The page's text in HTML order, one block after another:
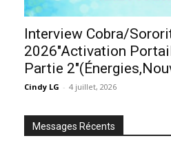
Interview Cobra/
2026″Activation
Partie
Cindy LG - 4 juillet, 2026
Messages Récents